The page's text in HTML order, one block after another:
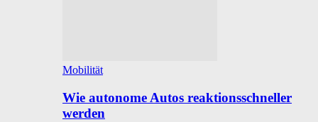
Mobilität
Wie autonome Autos reaktionsschneller
werden